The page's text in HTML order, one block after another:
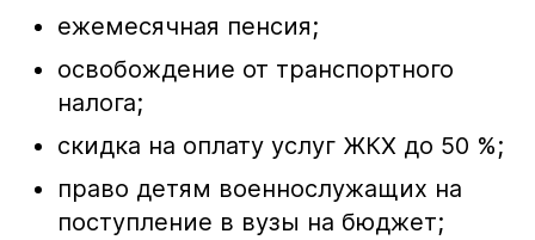
ежемесячная пенсия;
освобождение от транспортного
налога;
скидка на оплату услуг ЖКХ до 50 %;
право детям военнослужащих на
поступление в вузы на бюджет;